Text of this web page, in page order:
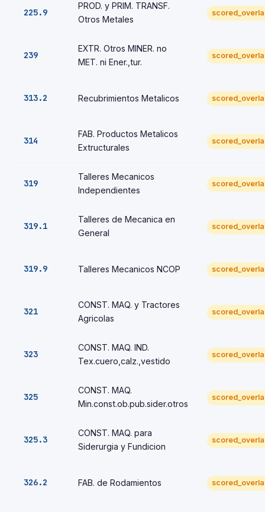
225.9
PROD. y PRIM. TRANSF.
Otros Metales
239
EXTR. Otros MINER. no
MET. ni Ener.,tur.
313.2 Recubrimientos Metalicos
314
FAB. Productos Metalicos
Extructurales
319
Talleres Mecanicos
Independientes
319.1
Talleres de Mecanica en
General
319.9 Talleres Mecanicos NCOP
321
CONST. MAQ. y Tractores
Agricolas
323
CONST. MAQ. IND.
Tex.cuero,calz.,vestido
325
CONST. MAQ.
Min.const.ob.pub.sider.otros
325.3
CONST. MAQ. para
Siderurgia y Fundicion
326.2 FAB. de Rodamientos